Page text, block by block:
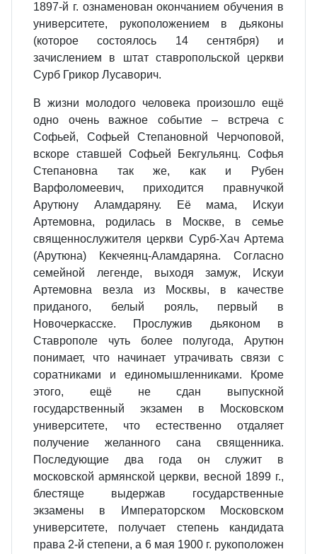
1897-й г. ознаменован окончанием обучения в
университете, рукоположением в дьяконы
(которое состоялось 14 сентября) и
зачислением в штат ставропольской церкви
Сурб Грикор Лусаворич.
В жизни молодого человека произошло ещё
одно очень важное событие – встреча с
Софьей, Софьей Степановной Черчоповой,
вскоре ставшей Софьей Бекгульянц. Софья
Степановна так же, как и Рубен
Варфоломеевич, приходится правнучкой
Арутюну Аламдаряну. Её мама, Искуи
Артемовна, родилась в Москве, в семье
священнослужителя церкви Сурб-Хач Артема
(Арутюна) Кекчеянц-Аламдаряна. Согласно
семейной легенде, выходя замуж, Искуи
Артемовна везла из Москвы, в качестве
приданого, белый рояль, первый в
Новочеркасске. Прослужив дьяконом в
Ставрополе чуть более полугода, Арутюн
понимает, что начинает утрачивать связи с
соратниками и единомышленниками. Кроме
этого, ещё не сдан выпускной
государственный экзамен в Московском
университете, что естественно отдаляет
получение желанного сана священника.
Последующие два года он служит в
московской армянской церкви, весной 1899 г.,
блестяще выдержав государственные
экзамены в Императорском Московском
университете, получает степень кандидата
права 2-й степени, а 6 мая 1900 г. рукоположен